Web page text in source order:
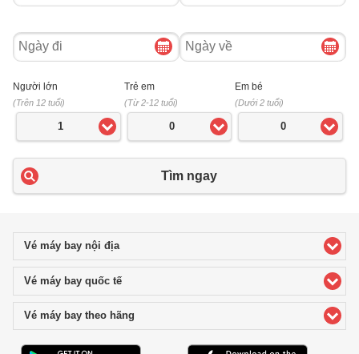
Ngày
đi
Ngày
về
Người lớn
(Trên 12 tuổi)
1
Trẻ em
(Từ 2-12 tuổi)
0
Em bé
(Dưới 2 tuổi)
0
Tìm ngay
Vé máy bay nội địaclick to expand contents
Vé máy bay quốc tếclick to expand contents
Vé máy bay theo hãng